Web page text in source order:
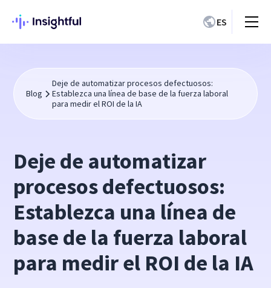
ES
Blog
Deje de automatizar procesos defectuosos:
Establezca una línea de base de la fuerza laboral
para medir el ROI de la IA
Deje de automatizar
procesos defectuosos:
Establezca una línea de
base de la fuerza laboral
para medir el ROI de la IA